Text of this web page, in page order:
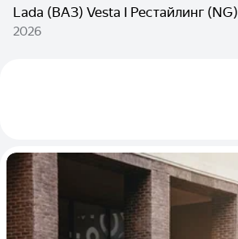
Lada (ВАЗ) Vesta I Рестайлинг (NG)
2026